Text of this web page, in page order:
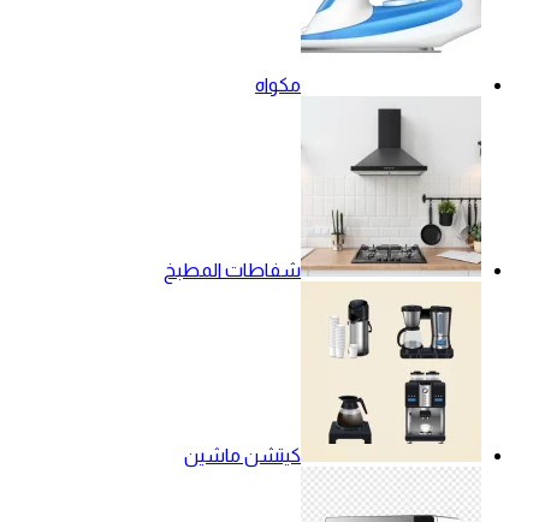
مكواه
شفاطات المطبخ
كيتشن ماشين